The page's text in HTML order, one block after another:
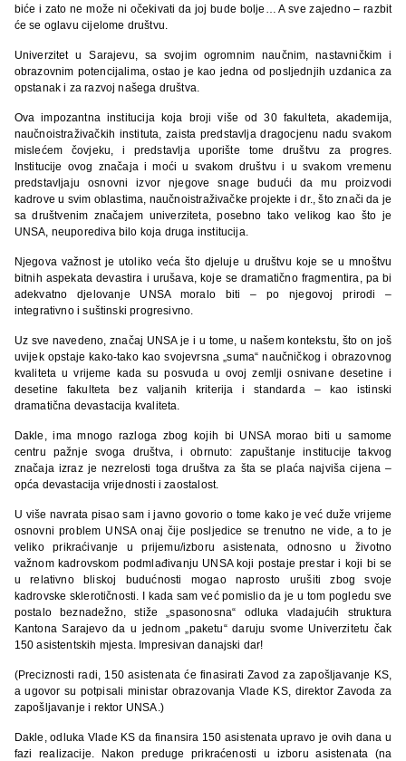
biće i zato ne može ni očekivati da joj bude bolje… A sve zajedno – razbit
će se oglavu cijelome društvu.
Univerzitet u Sarajevu, sa svojim ogromnim naučnim, nastavničkim i
obrazovnim potencijalima, ostao je kao jedna od posljednjih uzdanica za
opstanak i za razvoj našega društva.
Ova impozantna institucija koja broji više od 30 fakulteta, akademija,
naučnoistraživačkih instituta, zaista predstavlja dragocjenu nadu svakom
mislećem čovjeku, i predstavlja uporište tome društvu za progres.
Institucije ovog značaja i moći u svakom društvu i u svakom vremenu
predstavljaju osnovni izvor njegove snage budući da mu proizvodi
kadrove u svim oblastima, naučnoistraživačke projekte i dr., što znači da je
sa društvenim značajem univerziteta, posebno tako velikog kao što je
UNSA, neuporediva bilo koja druga institucija.
Njegova važnost je utoliko veća što djeluje u društvu koje se u mnoštvu
bitnih aspekata devastira i urušava, koje se dramatično fragmentira, pa bi
adekvatno djelovanje UNSA moralo biti – po njegovoj prirodi –
integrativno i suštinski progresivno.
Uz sve navedeno, značaj UNSA je i u tome, u našem kontekstu, što on još
uvijek opstaje kako-tako kao svojevrsna „suma“ naučničkog i obrazovnog
kvaliteta u vrijeme kada su posvuda u ovoj zemlji osnivane desetine i
desetine fakulteta bez valjanih kriterija i standarda – kao istinski
dramatična devastacija kvaliteta.
Dakle, ima mnogo razloga zbog kojih bi UNSA morao biti u samome
centru pažnje svoga društva, i obrnuto: zapuštanje institucije takvog
značaja izraz je nezrelosti toga društva za šta se plaća najviša cijena –
opća devastacija vrijednosti i zaostalost.
U više navrata pisao sam i javno govorio o tome kako je već duže vrijeme
osnovni problem UNSA onaj čije posljedice se trenutno ne vide, a to je
veliko prikraćivanje u prijemu/izboru asistenata, odnosno u životno
važnom kadrovskom podmlađivanju UNSA koji postaje prestar i koji bi se
u relativno bliskoj budućnosti mogao naprosto urušiti zbog svoje
kadrovske sklerotičnosti. I kada sam već pomislio da je u tom pogledu sve
postalo beznadežno, stiže „spasonosna“ odluka vladajućih struktura
Kantona Sarajevo da u jednom „paketu“ daruju svome Univerzitetu čak
150 asistentskih mjesta. Impresivan danajski dar!
(Preciznosti radi, 150 asistenata će finasirati Zavod za zapošljavanje KS,
a ugovor su potpisali ministar obrazovanja Vlade KS, direktor Zavoda za
zapošljavanje i rektor UNSA.)
Dakle, odluka Vlade KS da finansira 150 asistenata upravo je ovih dana u
fazi realizacije. Nakon preduge prikraćenosti u izboru asistenata (na